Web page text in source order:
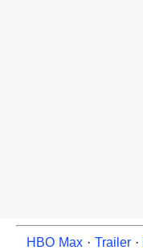
HBO Max · Trailer·